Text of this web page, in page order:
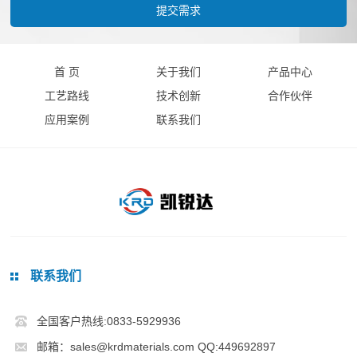
首 页 关于我们
产品中心
工艺路线
技术创新
合作伙伴
应用案例
联系我们
联系我们
全国客户热线:0833-5929936
邮箱：sales@krdmaterials.com QQ:449692897